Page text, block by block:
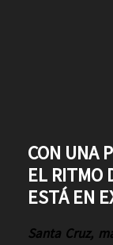
CON UNA
EL RITMO
ESTÁ EN
Santa Cruz,